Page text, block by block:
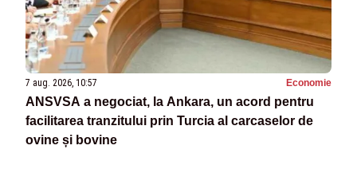
7 aug. 2026, 10:57 Economie
ANSVSA a negociat, la Ankara, un acord pentru
facilitarea tranzitului prin Turcia al carcaselor de
ovine și bovine